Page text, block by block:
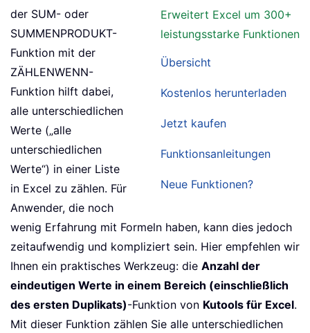
Erweitert Excel um 300+
leistungsstarke Funktionen
Übersicht
Kostenlos herunterladen
Jetzt kaufen
Funktionsanleitungen
Neue Funktionen?
der SUM- oder
SUMMENPRODUKT-
Funktion mit der
ZÄHLENWENN-
Funktion hilft dabei,
alle unterschiedlichen
Werte („alle
unterschiedlichen
Werte“) in einer Liste
in Excel zu zählen. Für
Anwender, die noch
wenig Erfahrung mit Formeln haben, kann dies jedoch
zeitaufwendig und kompliziert sein. Hier empfehlen wir
Ihnen ein praktisches Werkzeug: die Anzahl der
eindeutigen Werte in einem Bereich (einschließlich
des ersten Duplikats)-Funktion von Kutools für Excel.
Mit dieser Funktion zählen Sie alle unterschiedlichen